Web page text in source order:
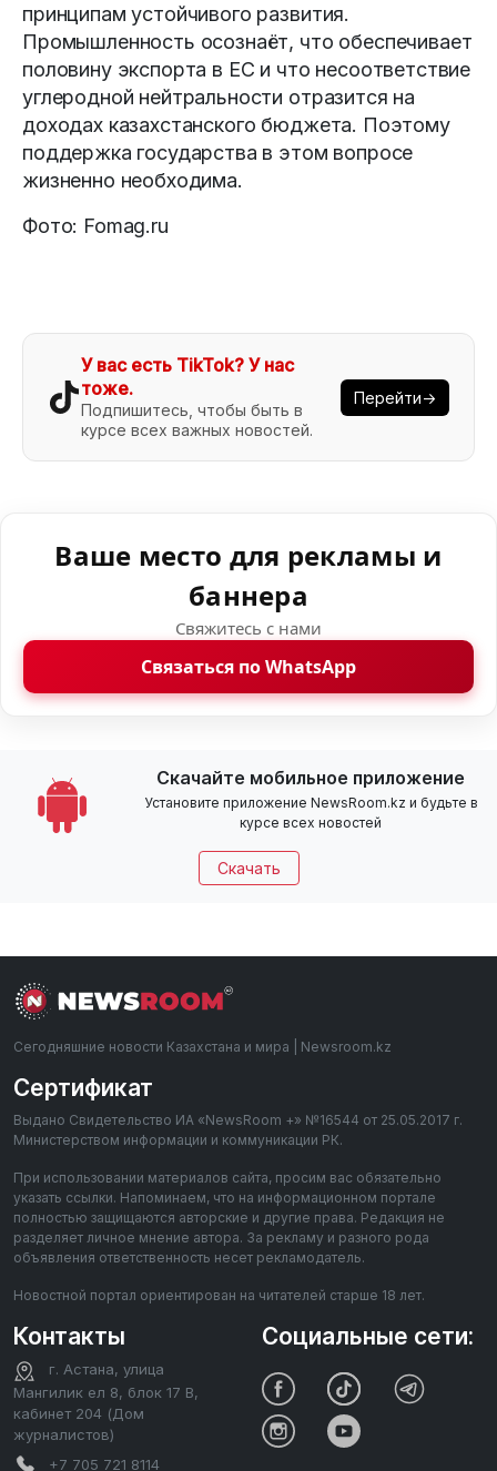
принципам устойчивого развития.
Промышленность осознаёт, что обеспечивает
половину экспорта в ЕС и что несоответствие
углеродной нейтральности отразится на
доходах казахстанского бюджета. Поэтому
поддержка государства в этом вопросе
жизненно необходима.
Фото: Fomag.ru
У вас есть TikTok? У нас
тоже.
Подпишитесь, чтобы быть в
курсе всех важных новостей.
Перейти→
Ваше место для рекламы и
баннера
Свяжитесь с нами
Связаться по WhatsApp
Скачайте мобильное приложение
Установите приложение NewsRoom.kz и будьте в
курсе всех новостей
Скачать
Сегодняшние новости Казахстана и мира | Newsroom.kz
Сертификат
Выдано Свидетельство ИА «NewsRoom +» №16544 от 25.05.2017 г.
Министерством информации и коммуникации РК.
При использовании материалов сайта, просим вас обязательно
указать ссылки. Напоминаем, что на информационном портале
полностью защищаются авторские и другие права. Редакция не
разделяет личное мнение автора. За рекламу и разного рода
объявления ответственность несет рекламодатель.
Новостной портал ориентирован на читателей старше 18 лет.
Контакты
г. Астана, улица
Мангилик ел 8, блок 17 В,
кабинет 204 (Дом
журналистов)
+7 705 721 8114
Социальные сети: